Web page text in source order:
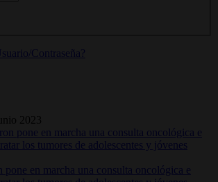
Contraseña?
2023
pone en marcha una consulta oncológica e